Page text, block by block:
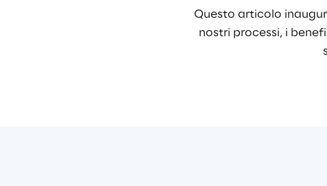
Questo articolo
nostri processi, i